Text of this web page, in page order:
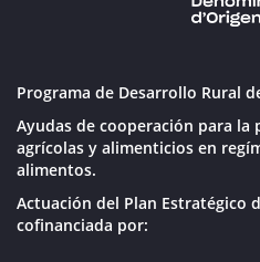
Programa de Desarrollo Rural
Ayudas de cooperación para
agrícolas y alimenticios en
alimentos.
Actuación del Plan Estratégico
cofinanciada por: